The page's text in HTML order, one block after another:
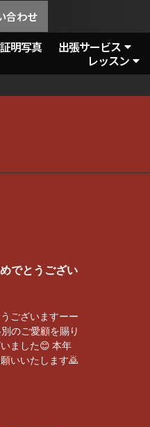
合わせ
証明写真
出張サービス
レッスン
でとうござい
ございますーー
のご愛顧を賜り
ました😊 本年
いいたします🙇